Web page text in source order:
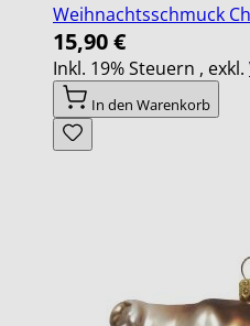
Weihnachtsschmuck
15,90 €
Inkl. 19% Steuern , exkl.
In den Warenkorb